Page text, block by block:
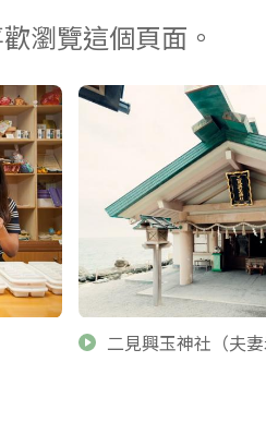
瀏覽這個頁面。
二見興玉神社（夫妻